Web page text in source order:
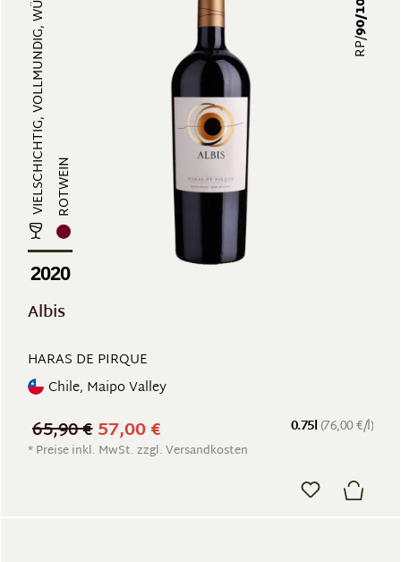
VIELSCHICHTIG, VOLLMUNDIG, WÜRZIG... ROTWEIN
2020
RP/
90/100
Albis
HARAS DE PIRQUE
Chile, Maipo Valley
0.75l (76,00 €/l)
57,00 €
65,90 €
* Preise inkl. MwSt. zzgl. Versandkosten